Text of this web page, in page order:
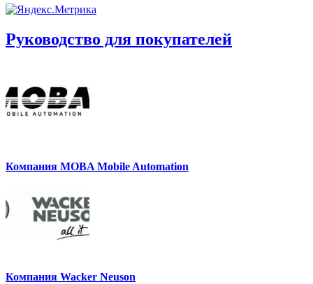
Руководство для покупателей
Компания MOBA Mobile Automation
Компания Wacker Neuson